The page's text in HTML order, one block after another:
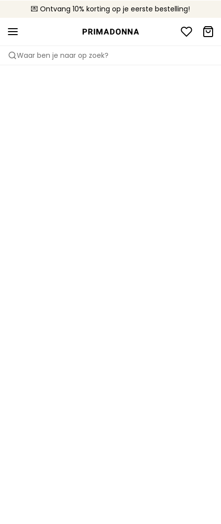
💌 Ontvang 10% korting op je eerste bestelling!
🚚 Gratis bezorging boven €90
📦 Gratis retourneren
Waar ben je naar op zoek?